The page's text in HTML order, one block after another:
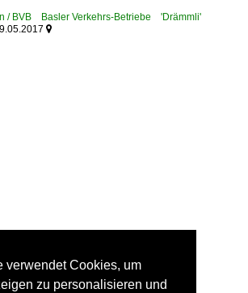
/ BVB Basler Verkehrs-Betriebe 'Drämmli'

verwendet Cookies, um
zu personalisieren und